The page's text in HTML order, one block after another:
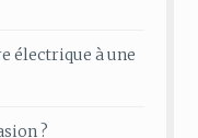
électrique à une
?